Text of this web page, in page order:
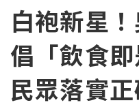
白袍新星
倡「飲食
民眾落實